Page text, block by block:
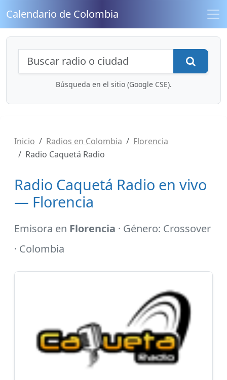
Calendario de Colombia
Búsqueda de radios y contenidos
Búsqueda en el sitio (Google CSE).
Inicio Radios en Colombia
Florencia
Radio Caquetá Radio
Radio Caquetá Radio en vivo
— Florencia
Emisora en Florencia · Género: Crossover
· Colombia